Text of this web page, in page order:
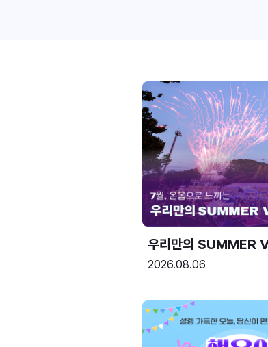
우리만의 SUMMER
2026.08.06